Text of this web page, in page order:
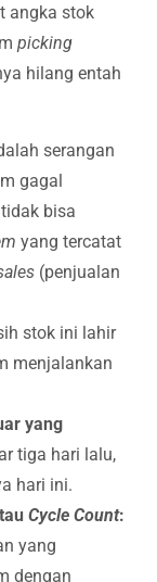
angka stok
picking
hilang entah
serangan
gagal
bisa
yang tercatat
(penjualan
stok ini lahir
menjalankan
yang
tiga hari lalu,
hari ini.
Cycle Count:
yang
dengan